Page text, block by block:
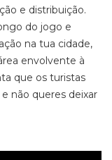
e distribuição.
do jogo e
na tua cidade,
envolvente à
que os turistas
não queres deixar